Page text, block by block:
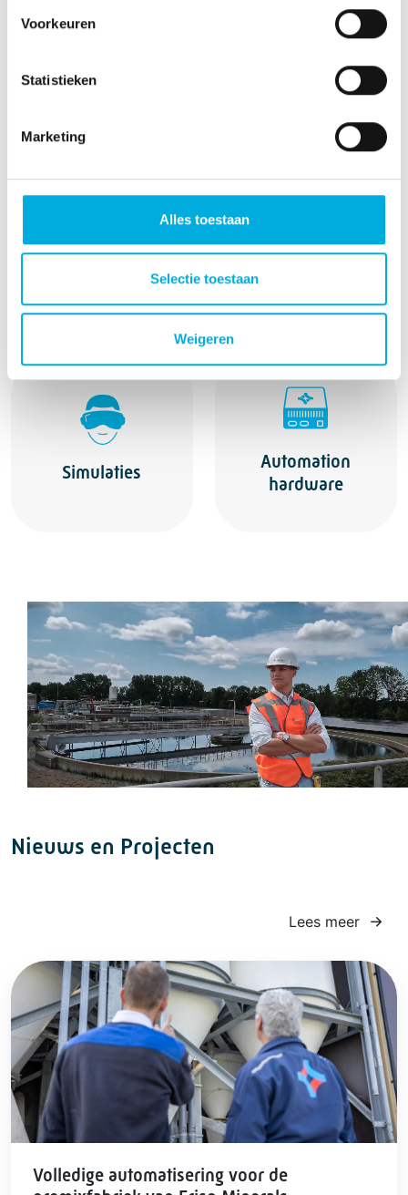
Voorkeuren
Statistieken
Marketing
Alles toestaan
Selectie toestaan
Weigeren
Electrical
Software
engineering
Informatisering
Simulaties
Automation
hardware
Nieuws en Projecten
Lees meer
Volledige automatisering voor de